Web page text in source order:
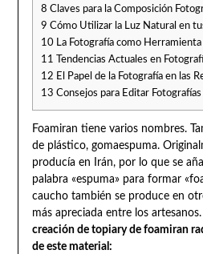
8 Claves para la Composición
9 Cómo Utilizar la Luz Natural en
10La Fotografía como Herramienta
11 Tendencias Actuales en
12 El Papel de la Fotografía en las
13 Consejos para Editar
Foamiran tiene varios nombres.
de plástico, gomaespuma.
producía en Irán, por lo que se
palabra «espuma» para formar
caucho también se produce en
más apreciada entre los artesanos.
creación de topiary de foamiran
de este material: